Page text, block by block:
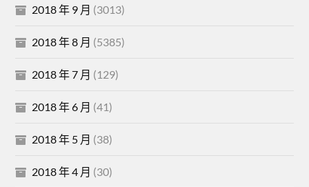
2018 年 9 月 (3013)
2018 年 8 月 (5385)
2018 年 7 月 (129)
2018 年 6 月 (41)
2018 年 5 月 (38)
2018 年 4 月 (30)